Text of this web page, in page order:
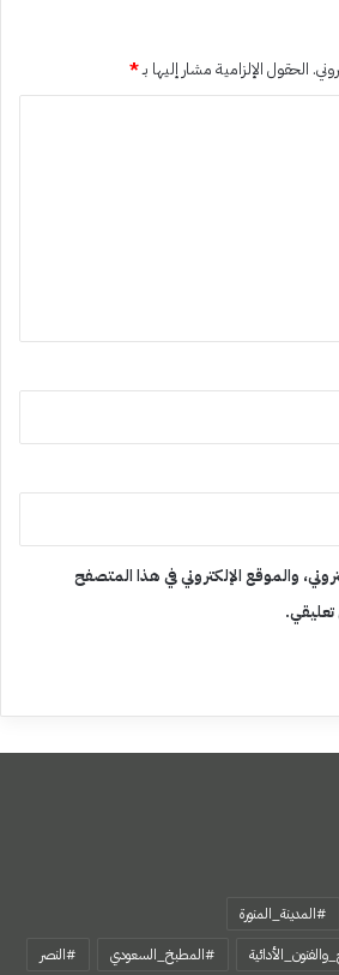
الحقول الإلزامية مشار إليها بـ*
والموقع الإلكتروني في هذا المتصفح
تعليقي.
#المدينة_المنورة
#المطبخ_السعودي
#النصر